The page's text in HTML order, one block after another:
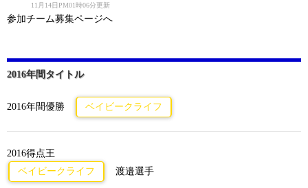
11月14日PM01時06分更新
参加チーム募集ページへ
2016年間タイトル
2016年間優勝 ベイビークライフ
2016得点王
ベイビークライフ
渡邉選手